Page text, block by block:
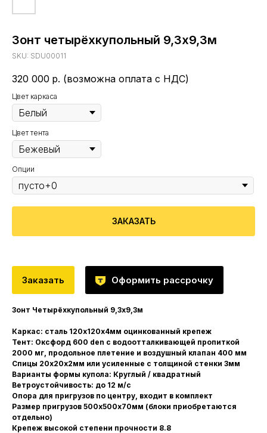
Зонт четырёхкупольный 9,3х9,3м
SKU: SDU00011
320 000 р. (возможна оплата с НДС)
Цвет каркаса
Цвет тента
Опции
ЗАКАЗАТЬ
Заказать Оформить рассрочку
Зонт Четырёхкупольный 9,3х9,3м
Каркас: сталь 120х120х4мм оцинкованный крепеж
Тент: Оксфорд 600 den с водоотталкивающей пропиткой
2000 мг, продольное плетение и воздушный клапан 400 мм
Спицы 20х20х2мм или усиленные с толщиной стенки 3мм
Варианты формы купола: Круглый / квадратный
Ветроустойчивость: до 12 м/с
Опора для пригрузов по центру, входит в комплект
Размер пригрузов 500х500х70мм (блоки приобретаются
отдельно)
Крепеж высокой степени прочности 8.8